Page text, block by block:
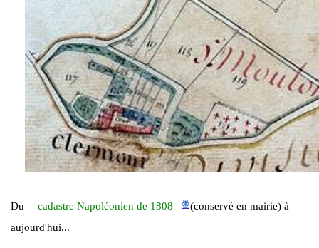
Du cadastre Napoléonien de 1808
(conservé en mairie) à
aujourd'hui...